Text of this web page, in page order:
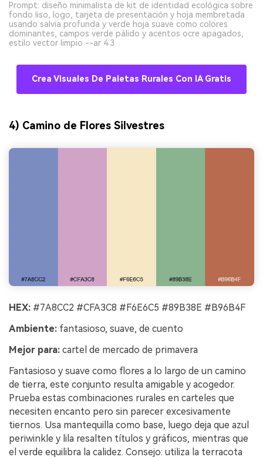
Prompt: diseño minimalista de kit de identidad ecológica sobre
fondo liso, logo, tarjeta de presentación y hoja membretada
usando salvia profunda y verde hoja suave como colores
dominantes, campos verde pálido y acentos ocre apagados,
estilo vector limpio --ar 4:3
Crea Visuales De Paletas Rurales Con IA Gratis
4) Camino de Flores Silvestres
HEX: #7A8CC2 #CFA3C8 #F6E6C5 #89B38E #B96B4F
Ambiente: fantasioso, suave, de cuento
Mejor para: cartel de mercado de primavera
Fantasioso y suave como flores a lo largo de un camino
de tierra, este conjunto resulta amigable y acogedor.
Prueba estas combinaciones rurales en carteles que
necesiten encanto pero sin parecer excesivamente
tiernos. Usa mantequilla como base, luego deja que azul
periwinkle y lila resalten títulos y gráficos, mientras que
el verde equilibra la calidez. Consejo: utiliza la terracota